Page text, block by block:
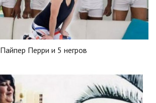
Пайпер Перри и 5 негров